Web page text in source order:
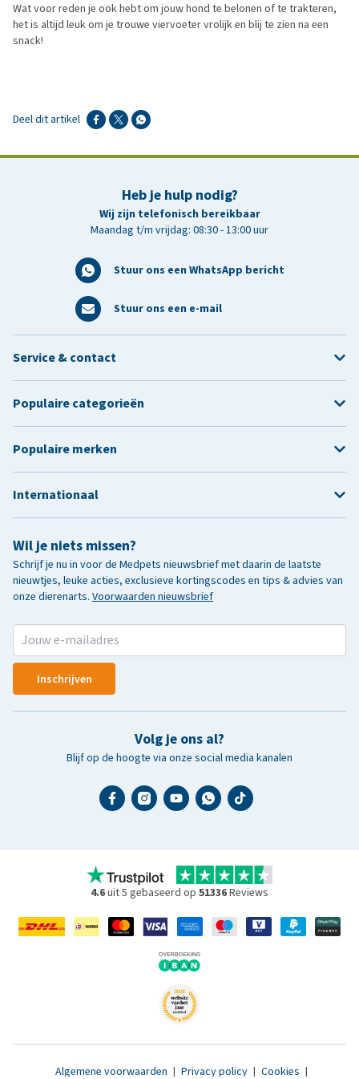
Wat voor reden je ook hebt om jouw hond te belonen of te trakteren,
het is altijd leuk om je trouwe viervoeter vrolijk en blij te zien na een
snack!
Deel dit artikel
Heb je hulp nodig?
Wij zijn telefonisch bereikbaar
Maandag t/m vrijdag: 08:30 - 13:00 uur
Stuur ons een WhatsApp bericht
Stuur ons een e-mail
Wil je niets missen?
Schrijf je nu in voor de Medpets nieuwsbrief met daarin de laatste
nieuwtjes, leuke acties, exclusieve kortingscodes en tips & advies van
onze dierenarts. Voorwaarden nieuwsbrief
Inschrijven
Volg je ons al?
Blijf op de hoogte via onze social media kanalen
Service & contact
Populaire categorieën
Populaire merken
Internationaal
4.6uit 5 gebaseerd op 51336Reviews
Algemene voorwaarden | Privacy policy | Cookies |